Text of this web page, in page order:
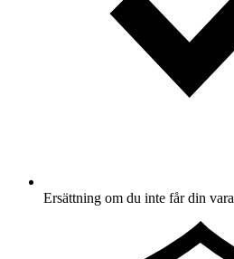
Ersättning om du inte får din vara